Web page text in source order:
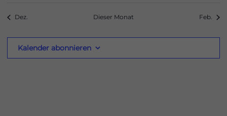
Dez. Dieser Monat Feb.
Kalender abonnieren